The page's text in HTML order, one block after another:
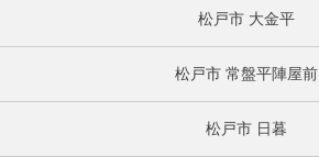
松戸市 大金平
松戸市 常盤平陣屋前
松戸市 日暮